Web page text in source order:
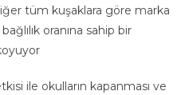
tüm kuşaklara göre marka
oranına sahip bir
ile okulların kapanması ve